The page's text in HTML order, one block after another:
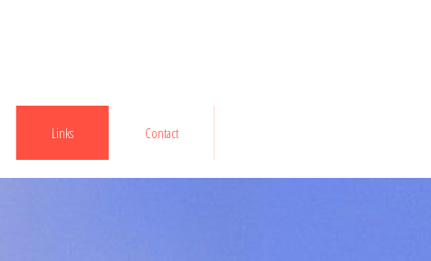
Links Contact